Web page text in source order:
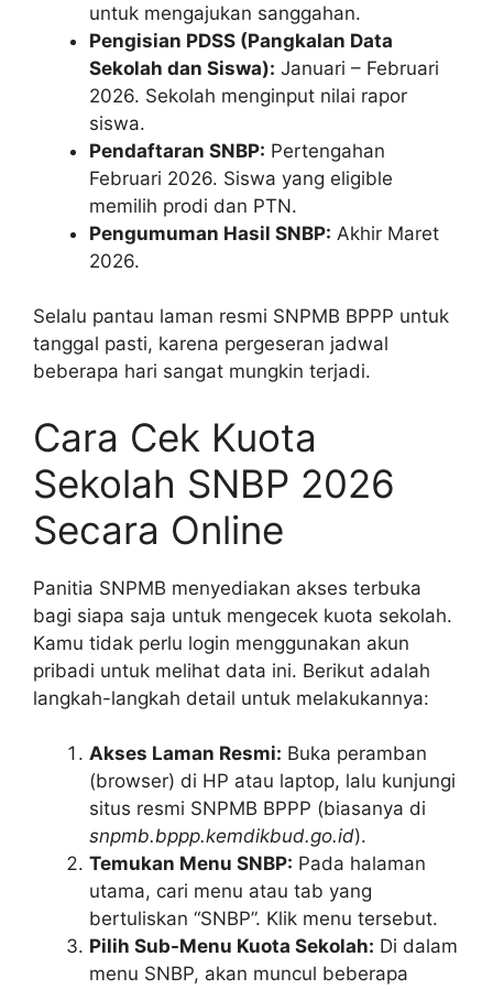
untuk mengajukan sanggahan.
Pengisian PDSS (Pangkalan Data
Sekolah dan Siswa): Januari – Februari
2026. Sekolah menginput nilai rapor
siswa.
Pendaftaran SNBP: Pertengahan
Februari 2026. Siswa yang eligible
memilih prodi dan PTN.
Pengumuman Hasil SNBP: Akhir Maret
2026.
Selalu pantau laman resmi SNPMB BPPP untuk
tanggal pasti, karena pergeseran jadwal
beberapa hari sangat mungkin terjadi.
Cara Cek Kuota
Sekolah SNBP 2026
Secara Online
Panitia SNPMB menyediakan akses terbuka
bagi siapa saja untuk mengecek kuota sekolah.
Kamu tidak perlu login menggunakan akun
pribadi untuk melihat data ini. Berikut adalah
langkah-langkah detail untuk melakukannya:
Akses Laman Resmi: Buka peramban
(browser) di HP atau laptop, lalu kunjungi
situs resmi SNPMB BPPP (biasanya di
snpmb.bppp.kemdikbud.go.id).
Temukan Menu SNBP: Pada halaman
utama, cari menu atau tab yang
bertuliskan “SNBP”. Klik menu tersebut.
Pilih Sub-Menu Kuota Sekolah: Di dalam
menu SNBP, akan muncul beberapa